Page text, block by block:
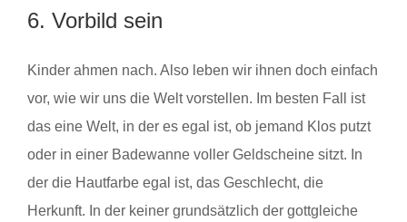
6. Vorbild sein
Kinder ahmen nach. Also leben wir ihnen doch einfach
vor, wie wir uns die Welt vorstellen. Im besten Fall ist
das eine Welt, in der es egal ist, ob jemand Klos putzt
oder in einer Badewanne voller Geldscheine sitzt. In
der die Hautfarbe egal ist, das Geschlecht, die
Herkunft. In der keiner grundsätzlich der gottgleiche